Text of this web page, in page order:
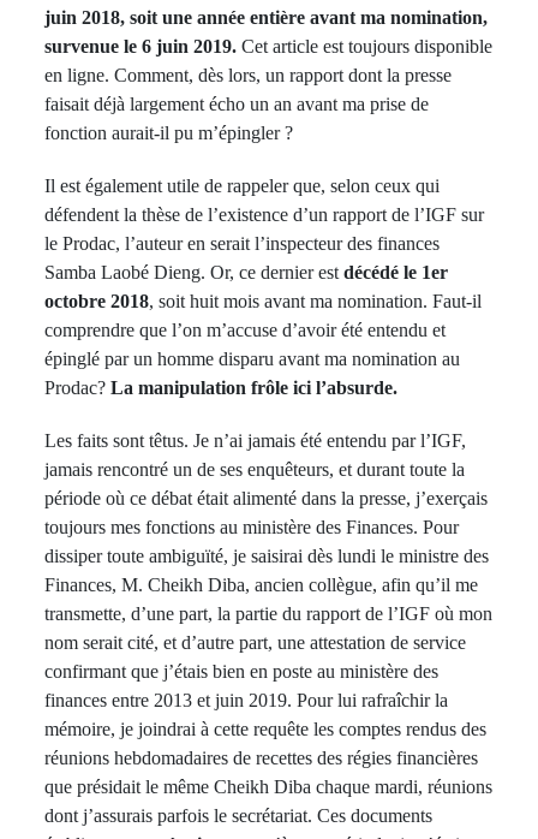
juin 2018, soit une année entière avant ma nomination,
survenue le 6 juin 2019. Cet article est toujours disponible
en ligne. Comment, dès lors, un rapport dont la presse
faisait déjà largement écho un an avant ma prise de
fonction aurait-il pu m’épingler ?
Il est également utile de rappeler que, selon ceux qui
défendent la thèse de l’existence d’un rapport de l’IGF sur
le Prodac, l’auteur en serait l’inspecteur des finances
Samba Laobé Dieng. Or, ce dernier est décédé le 1er
octobre 2018, soit huit mois avant ma nomination. Faut-il
comprendre que l’on m’accuse d’avoir été entendu et
épinglé par un homme disparu avant ma nomination au
Prodac? La manipulation frôle ici l’absurde.
Les faits sont têtus. Je n’ai jamais été entendu par l’IGF,
jamais rencontré un de ses enquêteurs, et durant toute la
période où ce débat était alimenté dans la presse, j’exerçais
toujours mes fonctions au ministère des Finances. Pour
dissiper toute ambiguïté, je saisirai dès lundi le ministre des
Finances, M. Cheikh Diba, ancien collègue, afin qu’il me
transmette, d’une part, la partie du rapport de l’IGF où mon
nom serait cité, et d’autre part, une attestation de service
confirmant que j’étais bien en poste au ministère des
finances entre 2013 et juin 2019. Pour lui rafraîchir la
mémoire, je joindrai à cette requête les comptes rendus des
réunions hebdomadaires de recettes des régies financières
que présidait le même Cheikh Diba chaque mardi, réunions
dont j’assurais parfois le secrétariat. Ces documents